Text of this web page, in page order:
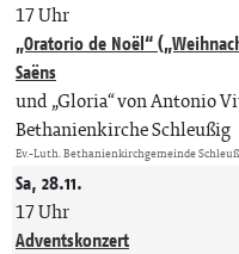
17 Uhr
„Oratorio de Noël“
Saëns
und „Gloria“ von Antonio
Bethanienkirche Schleußig
Ev.-Luth. Bethanienkirchgemeinde
Sa, 28.11.
17 Uhr
Adventskonzert